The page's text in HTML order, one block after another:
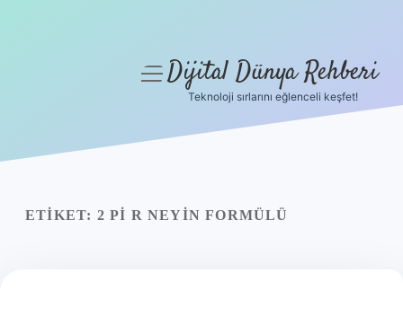
Yasal Uyarı
menüyüDijital Dünya Rehberi
Teknoloji sırlarını eğlenceli keşfet!
ETIKET: 2 PI R NEYIN FORMÜLÜ